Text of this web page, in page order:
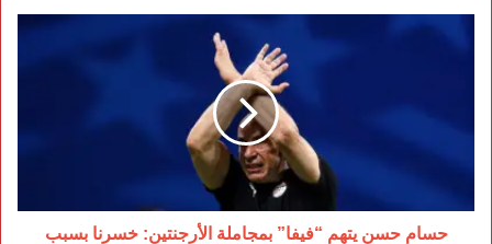
حسام
حسن
بمجاملة
الأرجنتين:
خسرنا
بسبب
التحكيم
حسام حسن يتهم “فيفا” بمجاملة الأرجنتين: خسرنا بسبب